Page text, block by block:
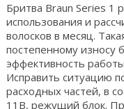
Бритва Braun Series 1
использования и
волосков в месяц.
постепенному износу
эффективность
Исправить ситуацию
расходных частей, в
11В, режущий блок.